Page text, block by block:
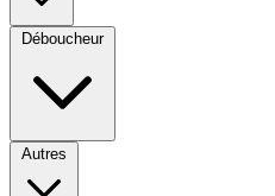
Déboucheur
Autres